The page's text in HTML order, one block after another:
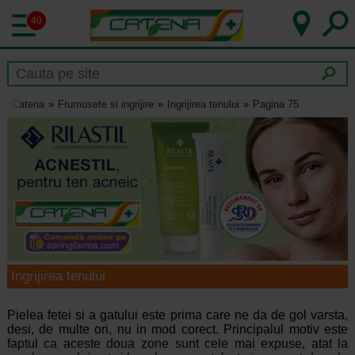
40
Catena Frumusete si ingrijire Ingrijirea tenului Pagina 75
Ingrijirea tenului
Pielea fetei si a gatului este prima care ne da de gol varsta,
desi, de multe ori, nu in mod corect. Principalul motiv este
faptul ca aceste doua zone sunt cele mai expuse, atat la